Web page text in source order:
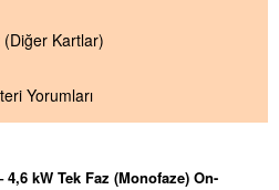
(Diğer Kartlar)
Yorumları
kW Tek Faz (Monofaze) On-